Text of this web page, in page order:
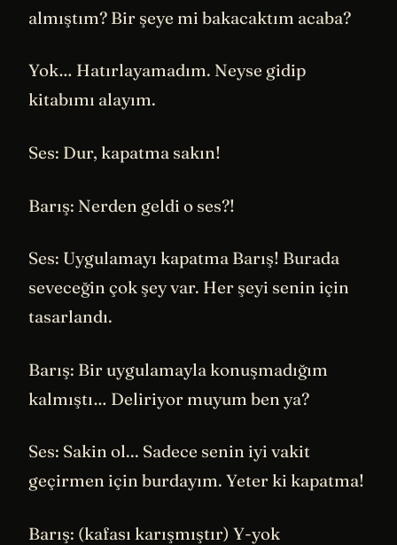
almıştım? Bir şeye mi bakacaktım acaba?
Yok… Hatırlayamadım. Neyse gidip
kitabımı alayım.
Ses: Dur, kapatma sakın!
Barış: Nerden geldi o ses?!
Ses: Uygulamayı kapatma Barış! Burada
seveceğin çok şey var. Her şeyi senin için
tasarlandı.
Barış: Bir uygulamayla konuşmadığım
kalmıştı… Deliriyor muyum ben ya?
Ses: Sakin ol... Sadece senin iyi vakit
geçirmen için burdayım. Yeter ki kapatma!
Barış: (kafası karışmıştır) Y-yok